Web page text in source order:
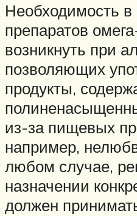
Необходимость
препаратов
возникнуть при
позволяющих
продукты,
из-за пищевых
например,
любом случае,
назначении
должен